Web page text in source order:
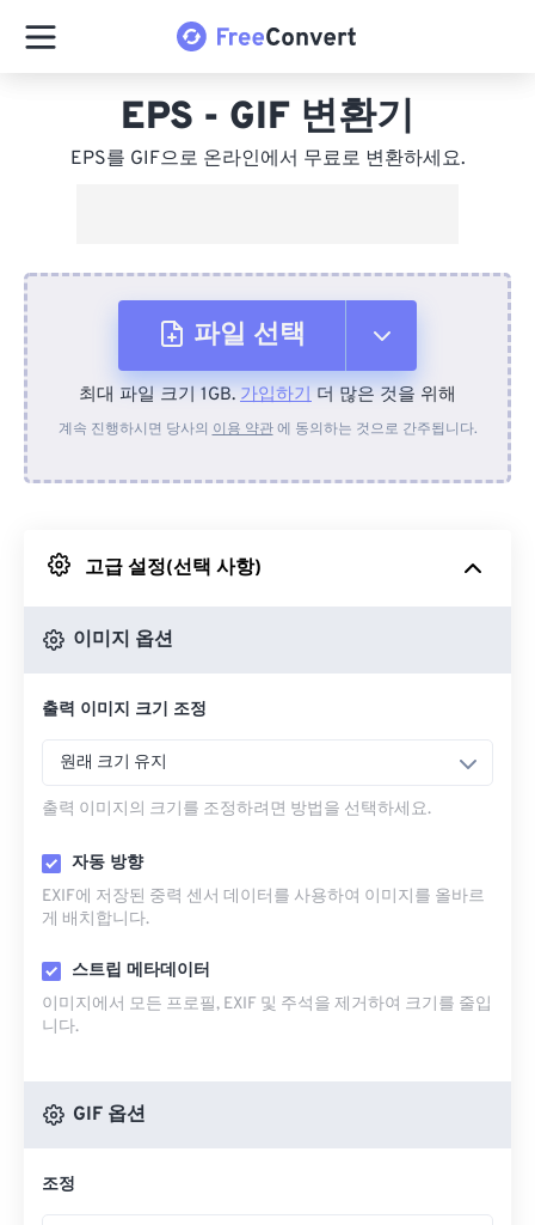
EPS - GIF 변환기
EPS를 GIF으로 온라인에서 무료로 변환하세요.
파일 선택
장치에서
Google 드라이브에서
최대 파일 크기 1GB. 가입하기 더 많은 것을 위해
계속 진행하시면 당사의 이용 약관에 동의하는 것으로 간주됩니다.
고급 설정(선택 사항)
이미지 옵션
출력 이미지 크기 조정
원래 크기 유지
출력 이미지의 크기를 조정하려면 방법을 선택하세요.
자동 방향
EXIF에 저장된 중력 센서 데이터를 사용하여 이미지를 올바르
게 배치합니다.
스트립 메타데이터
이미지에서 모든 프로필, EXIF ​​및 주석을 제거하여 크기를 줄입
니다.
GIF 옵션
조정